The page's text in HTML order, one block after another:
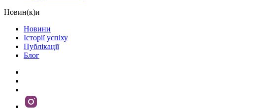
Новин(к)и
Новини
Історії успіху
Публікації
Блог